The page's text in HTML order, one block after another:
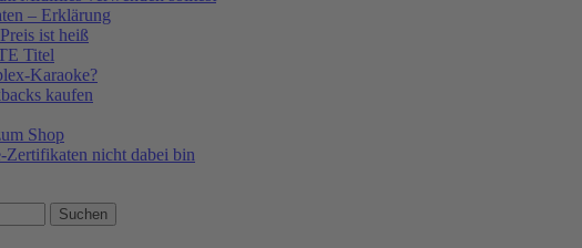
– Erklärung
ist heiß
Titel
Karaoke?
kaufen
Shop
Zertifikaten nicht dabei bin